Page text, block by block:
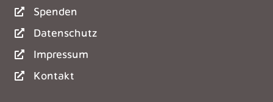
Spenden
Datenschutz
Impressum
Kontakt